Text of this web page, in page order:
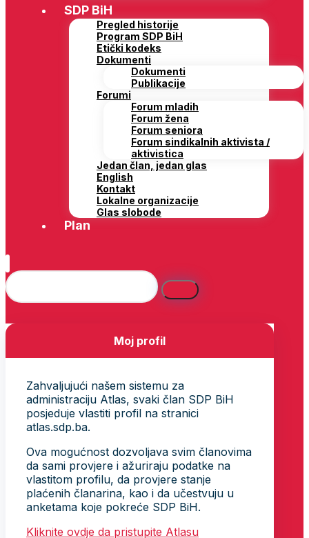
SDP BiH
Pregled historije
Program SDP BiH
Etički kodeks
Dokumenti
Dokumenti
Publikacije
Forumi
Forum mladih
Forum žena
Forum seniora
Forum sindikalnih aktivista /
aktivistica
Jedan član, jedan glas
English
Kontakt
Lokalne organizacije
Glas slobode
Plan
Moj profil
Zahvaljujući našem sistemu za
administraciju Atlas, svaki član SDP BiH
posjeduje vlastiti profil na stranici
atlas.sdp.ba.
Ova mogućnost dozvoljava svim članovima
da sami provjere i ažuriraju podatke na
vlastitom profilu, da provjere stanje
plaćenih članarina, kao i da učestvuju u
anketama koje pokreće SDP BiH.
Kliknite ovdje da pristupite Atlasu